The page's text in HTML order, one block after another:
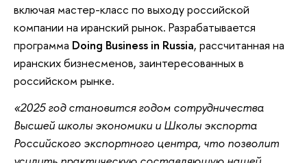
включая мастер-класс по выходу российской
компании на иранский рынок. Разрабатывается
программа Doing Business in Russia, рассчитанная на
иранских бизнесменов, заинтересованных в
российском рынке.
«2025 год становится годом сотрудничества
Высшей школы экономики и Школы экспорта
Российского экспортного центра, что позволит